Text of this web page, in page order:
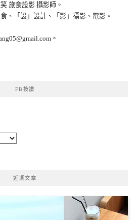
旅食設影 攝影師。
、「設」設計、「影」攝影、電影。
。
FB按讚
近期文章